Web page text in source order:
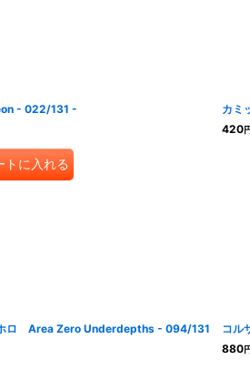
- 022/131 -
トに入れる
カミ
420
ロ Area Zero Underdepths - 094/131
コ
880